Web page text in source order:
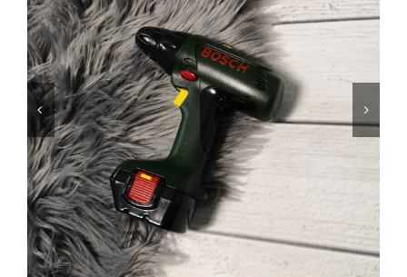
Jungen
Mädchen
Accesoires
Schuhe / Socken
Spielzeug